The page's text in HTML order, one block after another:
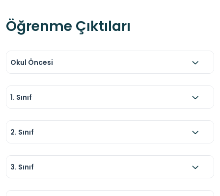
Öğrenme Çıktıları
Okul Öncesi
1. Sınıf
2. Sınıf
3. Sınıf